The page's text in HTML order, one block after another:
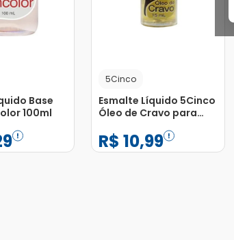
Base
100ml
5Cinco
Esmalte Líquido 5Cinco
Óleo de Cravo para
R$ 10,99